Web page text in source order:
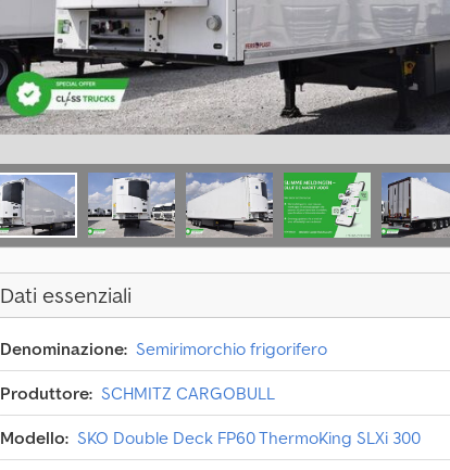
Dati essenziali
Denominazione: Semirimorchio frigorifero
Produttore: SCHMITZ CARGOBULL
Modello: SKO Double Deck FP60 ThermoKing SLXi 300